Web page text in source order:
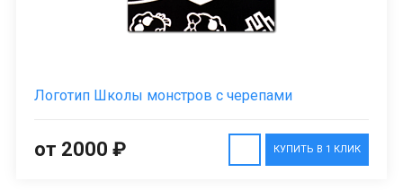
Логотип Школы монстров с черепами
КУПИТЬ В 1 КЛИК
от 2000 ₽